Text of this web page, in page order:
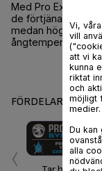
Med Pro Express
de förtjänar. Dess
medan
ångtemperaturen
FÖRDELAR
‹
Vi,
vill
att vi
kunna
riktat
och
möjligt
medier.
Du kan
alla